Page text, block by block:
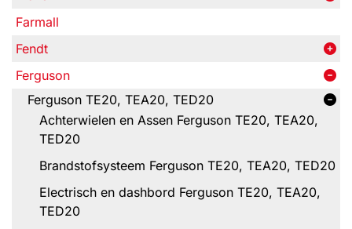
Farmall
Fendt
Ferguson
Ferguson TE20, TEA20, TED20
Achterwielen en Assen Ferguson TE20, TEA20,
TED20
Brandstofsysteem Ferguson TE20, TEA20, TED20
Electrisch en dashbord Ferguson TE20, TEA20,
TED20